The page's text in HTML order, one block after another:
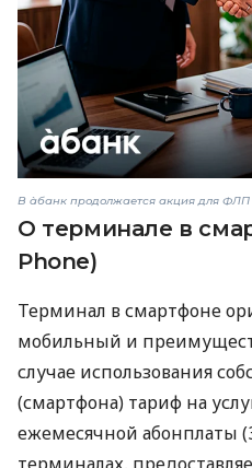
В àбанк продолжается акция для
О терминале в
Phone)
Терминал в смартфоне
мобильный и
случае использования
(смартфона) тариф на
ежемесячной абонплаты